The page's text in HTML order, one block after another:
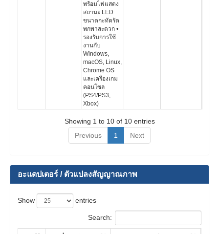
พร้อมไฟแสดง
สถานะ LED
ขนาดกะทัดรัด
พกพาสะดวก •
รองรับการใช้
งานกับ
Windows,
macOS, Linux,
Chrome OS
และเครื่องเกม
คอนโซล
(PS4/PS3,
Xbox)
Showing 1 to 10 of 10 entries
Previous
1 Next
อะแดปเตอร์ / ตัวแปลงสัญญาณภาพ
Show entries
Search: